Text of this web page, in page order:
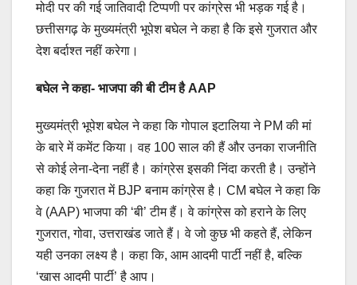
मोदी पर की गई जातिवादी टिप्पणी पर कांग्रेस भी भड़क गई है।
छत्तीसगढ़ के मुख्यमंत्री भूपेश बघेल ने कहा है कि इसे गुजरात और
देश बर्दाश्त नहीं करेगा।
बघेल ने कहा- भाजपा की बी टीम है AAP
मुख्यमंत्री भूपेश बघेल ने कहा कि गोपाल इटालिया ने PM की मां
के बारे में कमेंट किया। वह 100 साल की हैं और उनका राजनीति
से कोई लेना-देना नहीं है। कांग्रेस इसकी निंदा करती है। उन्होंने
कहा कि गुजरात में BJP बनाम कांग्रेस है। CM बघेल ने कहा कि
वे (AAP) भाजपा की ‘बी’ टीम हैं। वे कांग्रेस को हराने के लिए
गुजरात, गोवा, उत्तराखंड जाते हैं। वे जो कुछ भी कहते हैं, लेकिन
यही उनका लक्ष्य है। कहा कि, आम आदमी पार्टी नहीं है, बल्कि
‘खास आदमी पार्टी’ है आप।